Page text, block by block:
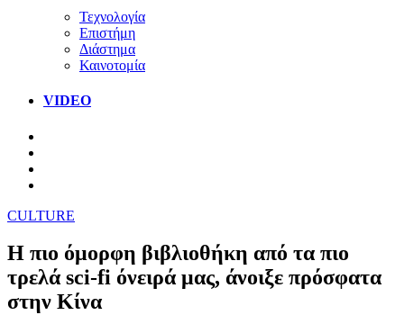
Τεχνολογία
Επιστήμη
Διάστημα
Καινοτομία
VIDEO
CULTURE
Η πιο όμορφη βιβλιοθήκη από τα πιο
τρελά sci-fi όνειρά μας, άνοιξε πρόσφατα
στην Κίνα